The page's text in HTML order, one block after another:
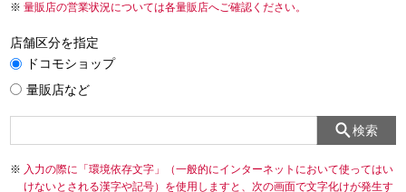
量販店の営業状況については各量販店へご確認ください。
店舗区分を指定
ドコモショップ
量販店など
検索
入力の際に「環境依存文字」（一般的にインターネットにおいて使ってはい
けないとされる漢字や記号）を使用しますと、次の画面で文字化けが発生す